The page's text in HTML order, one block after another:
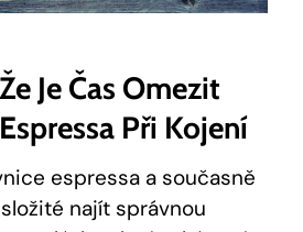
Je Čas Omezit
Při Kojení
espressa a současně
najít správnou